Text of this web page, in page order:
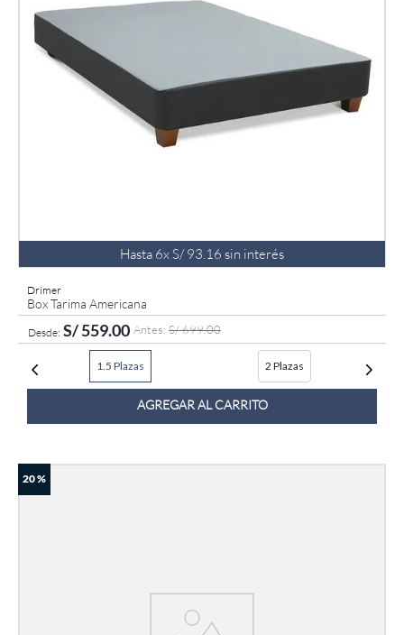
Hasta 6xS/ 93 16 sin interés
Drimer
Box Tarima Americana
S/559.00 S/699.00
1.5 Plazas 2 Plazas
AGREGAR AL CARRITO
20 %